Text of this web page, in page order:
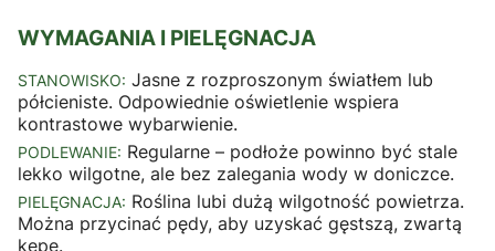
WYMAGANIA I PIELĘGNACJA
STANOWISKO: Jasne z rozproszonym światłem lub
półcieniste. Odpowiednie oświetlenie wspiera
kontrastowe wybarwienie.
PODLEWANIE: Regularne – podłoże powinno być stale
lekko wilgotne, ale bez zalegania wody w doniczce.
PIELĘGNACJA: Roślina lubi dużą wilgotność powietrza.
Można przycinać pędy, aby uzyskać gęstszą, zwartą
kępę.